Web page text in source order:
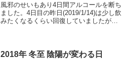
風邪のせいもあり4日間アルコールを断ち
ました。4日目の昨日(2019/1/14)は少し飲
みたくなるくらい回復していましたが飲
2018年 冬至 陰陽が変わる日